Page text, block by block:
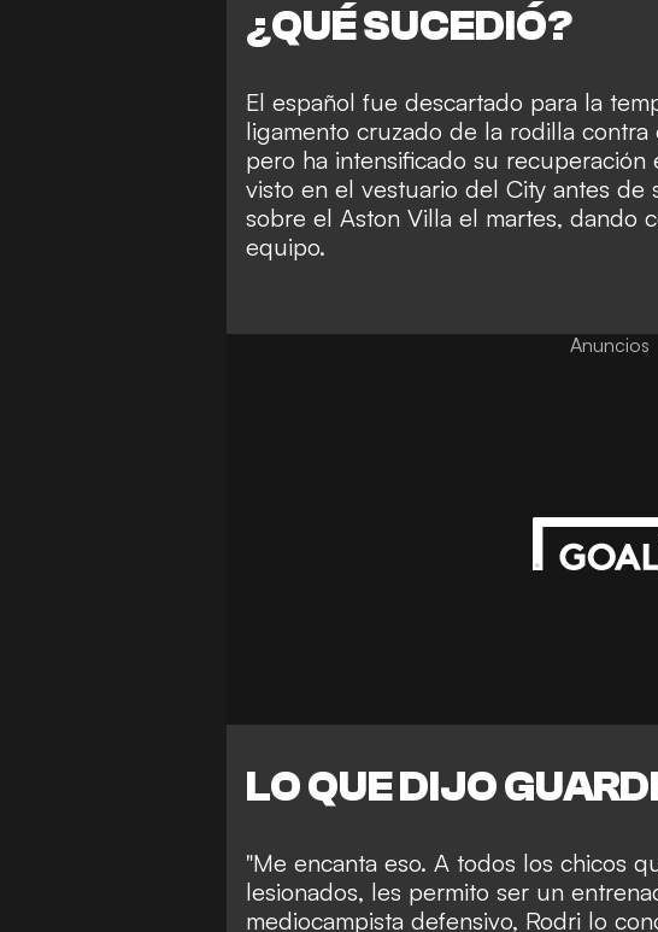
¿QUÉ SUCEDIÓ?
El español fue descartado para la
ligamento cruzado de la rodilla
pero ha intensificado su recuperación
visto en el vestuario del City antes de
sobre el Aston Villa el martes, dando
equipo.
Anuncios
LO QUE DIJO
"Me encanta eso. A todos los chicos
lesionados, les permito ser un
mediocampista defensivo, Rodri lo